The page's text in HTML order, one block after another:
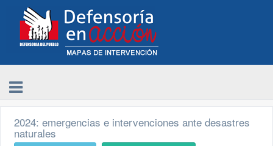
2024: emergencias e intervenciones ante desastres
naturales